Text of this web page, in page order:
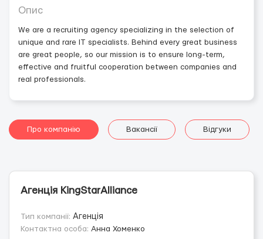
Опис
We are a recruiting agency specializing in the selection of
unique and rare IT specialists. Behind every great business
are great people, so our mission is to ensure long-term,
effective and fruitful cooperation between companies and
real professionals.
Про компанію Вакансії Відгуки
Агенція KingStarAlliance
Тип компанії: Агенція
Контактна особа: Анна Хоменко